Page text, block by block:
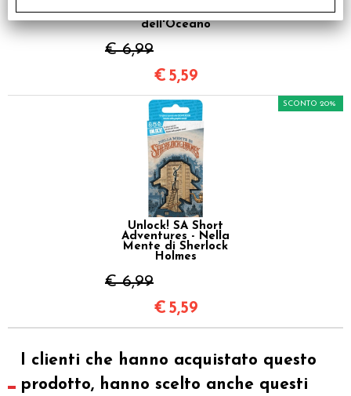
Adventures - Il Cuore
dell'Oceano
€ 6,99
€ 5,59
Unlock! SA Short
Adventures - Nella
Mente di Sherlock
Holmes
€ 6,99
SCONTO 20%
€ 5,59
I clienti che hanno acquistato questo
prodotto, hanno scelto anche questi